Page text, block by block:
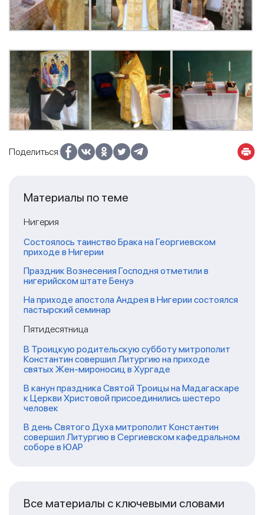
Поделиться:
Материалы по теме
Нигерия
Состоялось таинство Брака на Георгиевском
приходе в Нигерии
Праздник Вознесения Господня отметили в
нигерийском штате Бенуэ
На приходе апостола Андрея в Нигерии состоялся
пастырский семинар
Пятидесятница
В Троицкую родительскую субботу митрополит
Константин совершил Литургию на приходе
святых Жен-мироносиц в Хургаде
В канун праздника Святой Троицы на Мадагаскаре
к Церкви Христовой присоединились шестеро
человек
В день Святого Духа митрополит Константин
совершил Литургию в Сергиевском кафедральном
соборе в ЮАР
Все материалы с ключевыми словами